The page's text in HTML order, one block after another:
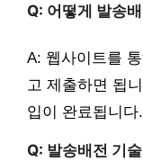
Q: 어떻게 발송
A: 웹사이트를
고 제출하면 됩
입이 완료됩니다.
Q: 발송배전 기